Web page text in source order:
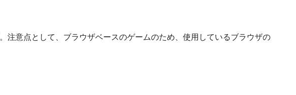
注意点として、ブラウザベースのゲームのため、使用しているブラウザの